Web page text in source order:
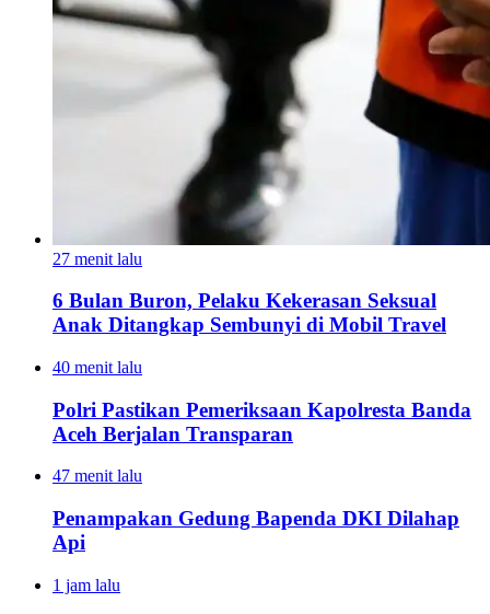
27 menit lalu
6 Bulan Buron, Pelaku Kekerasan Seksual
Anak Ditangkap Sembunyi di Mobil Travel
40 menit lalu
Polri Pastikan Pemeriksaan Kapolresta Banda
Aceh Berjalan Transparan
47 menit lalu
Penampakan Gedung Bapenda DKI Dilahap
Api
1 jam lalu